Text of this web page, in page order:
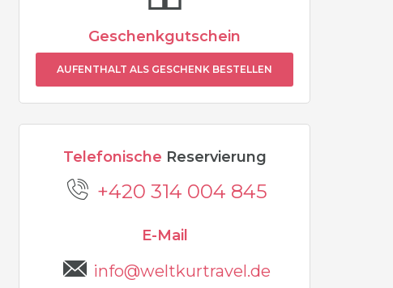
Geschenkgutschein
AUFENTHALT ALS GESCHENK BESTELLEN
Telefonische Reservierung
+420 314 004 845
E-Mail
info@weltkurtravel.de